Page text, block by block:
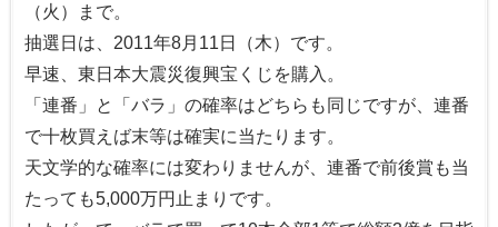
（火）まで。
抽選日は、2011年8月11日（木）です。
早速、東日本大震災復興宝くじを購入。
「連番」と「バラ」の確率はどちらも同じですが、連番
で十枚買えば末等は確実に当たります。
天文学的な確率には変わりませんが、連番で前後賞も当
たっても5,000万円止まりです。